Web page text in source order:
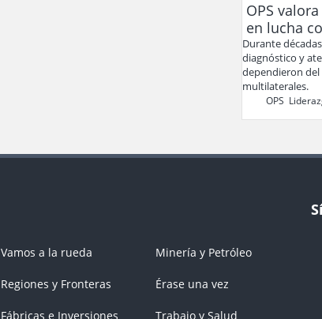
OPS
en lucha
Durante
diagnóstico y
dependieron del
multilaterales.
OPS
Vamos a la rueda
Regiones y Fronteras
Fábricas e Inversiones
Minería y Petróleo
Érase una vez
Trabajo y Salud